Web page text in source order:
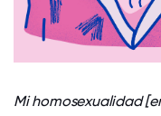
Mi homosexualidad